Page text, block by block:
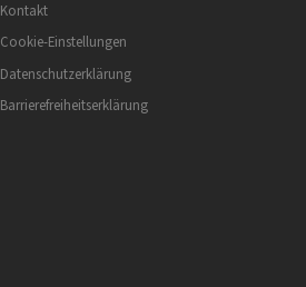
Kontakt
Cookie-Einstellungen
Datenschutzerklärung
Barrierefreiheitserklärung